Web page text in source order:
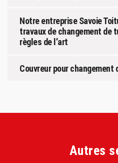
Notre entreprise Savoie
travaux de changement de
règles de l’art
Couvreur pour changement
Autres